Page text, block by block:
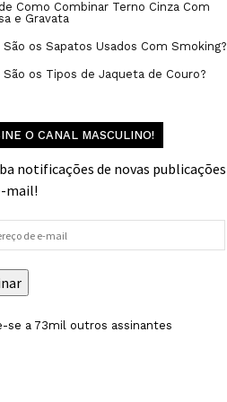
Como Combinar Terno Cinza Com
e Gravata
São os Sapatos Usados Com Smoking?
São os Tipos de Jaqueta de Couro?
O CANAL MASCULINO!
notificações de novas publicações
mail!
se a 73mil outros assinantes